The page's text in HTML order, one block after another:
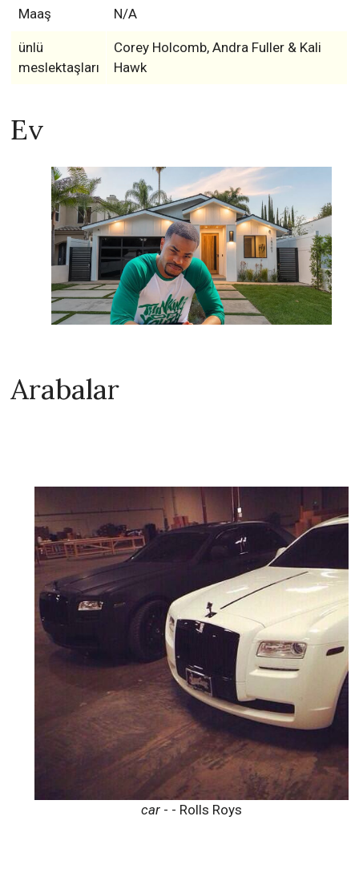
Maaş N/A
ünlü
meslektaşları
Corey Holcomb, Andra Fuller & Kali
Hawk
Ev
Arabalar
car- - Rolls Roys